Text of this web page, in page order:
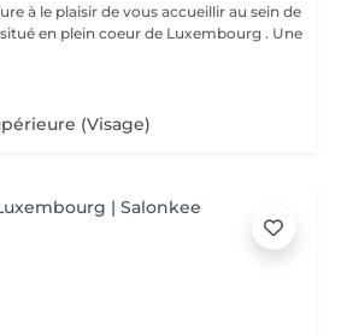
à le plaisir de vous accueillir au sein de
en plein coeur de Luxembourg . Une
(Visage)